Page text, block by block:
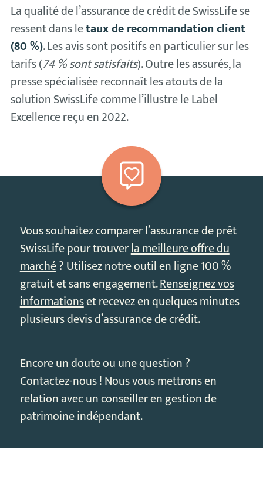
La qualité de l’assurance de crédit de SwissLife se
ressent dans letaux de recommandation client
(80 %). Les avis sont positifs en particulier sur les
tarifs (74 % sont satisfaits). Outre les assurés, la
presse spécialisée reconnaît les atouts de la
solution SwissLife comme l’illustre le Label
Excellence reçu en 2022.
Vous souhaitez comparer l’assurance de prêt
SwissLife pour trouverla meilleure offre du
marché? Utilisez notre outil en ligne 100 %
gratuit et sans engagement.Renseignez vos
informationset recevez en quelques minutes
plusieurs devis d’assurance de crédit.
Encore un doute ou une question ?
Contactez-nous ! Nous vous mettrons en
relation avec un conseiller en gestion de
patrimoine indépendant.